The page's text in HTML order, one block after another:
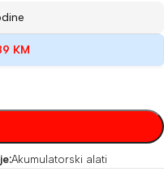
KM
Akumulatorski alati